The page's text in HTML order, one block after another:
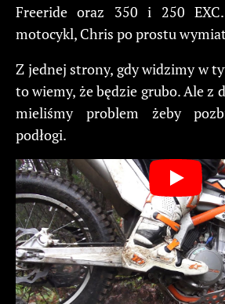
Freeride oraz 350 i 250
motocykl, Chris po prostu
Z jednej strony, gdy widzimy w
to wiemy, że będzie grubo. Ale z
mieliśmy problem żeby
podłogi.